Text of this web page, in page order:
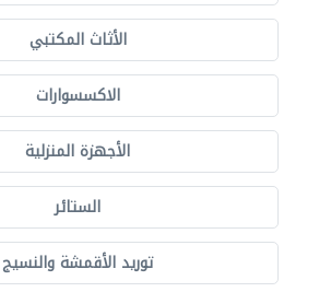
الأثاث المكتبي
الاكسسوارات
الأجهزة المنزلية
الستائر
توريد الأقمشة والنسيج